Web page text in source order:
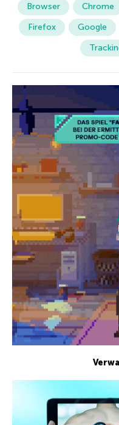
Browser Chrome
Firefox
Google